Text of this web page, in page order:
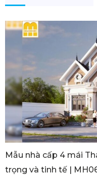
Mẫu nhà cấp 4 mái
trọng và tinh tế |